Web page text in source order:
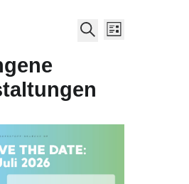
Ansichten,
Navigation
Liste